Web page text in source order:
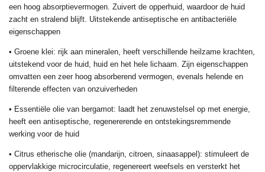
een hoog absorptievermogen. Zuivert de opperhuid, waardoor de huid
zacht en stralend blijft. Uitstekende antiseptische en antibacteriële
eigenschappen
• Groene klei: rijk aan mineralen, heeft verschillende heilzame krachten,
uitstekend voor de huid, huid en het hele lichaam. Zijn eigenschappen
omvatten een zeer hoog absorberend vermogen, evenals helende en
filterende effecten van onzuiverheden
• Essentiële olie van bergamot: laadt het zenuwstelsel op met energie,
heeft een antiseptische, regenererende en ontstekingsremmende
werking voor de huid
• Citrus etherische olie (mandarijn, citroen, sinaasappel): stimuleert de
oppervlakkige microcirculatie, regenereert weefsels en versterkt het